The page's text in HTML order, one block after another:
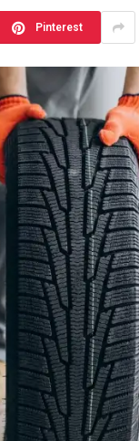
Pinterest